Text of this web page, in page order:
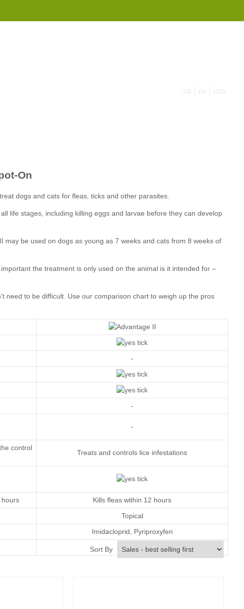
GB EN USD
our comparison chart
-
-
-
control
Treats and controls lice infestations
hours
Kills fleas within 12 hours
Topical
Imidacloprid
Pyriproxyfen
Monthly
Sort By